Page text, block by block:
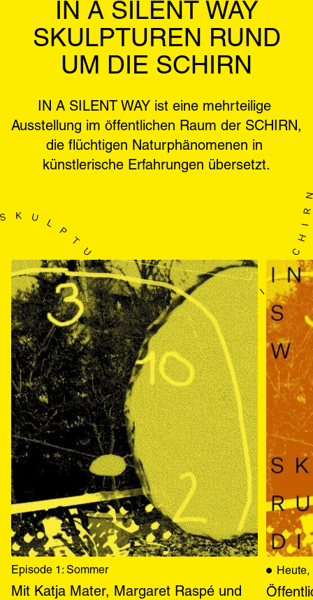
IN A SILENT WAY
SKULPTUREN RUND
UM DIE SCHIRN
IN A SILENT WAY ist eine mehrteilige
Ausstellung im öffentlichen Raum der SCHIRN,
die flüchtigen Naturphänomenen in
künstlerische Erfahrungen übersetzt.
Episode 1: Sommer
Mit Katja Mater, Margaret Raspé und
Heute,